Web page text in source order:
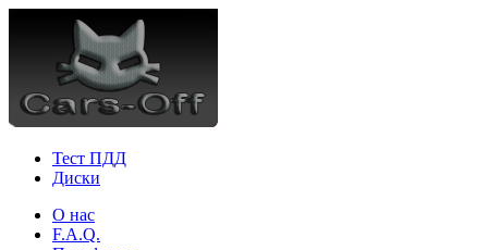
Тест ПДД
Диски
О нас
F.A.Q.